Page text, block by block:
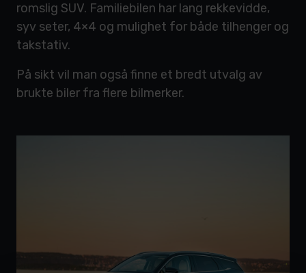
romslig SUV. Familiebilen har lang rekkevidde,
syv seter, 4×4 og mulighet for både tilhenger og
takstativ.
På sikt vil man også finne et bredt utvalg av
brukte biler fra flere bilmerker.